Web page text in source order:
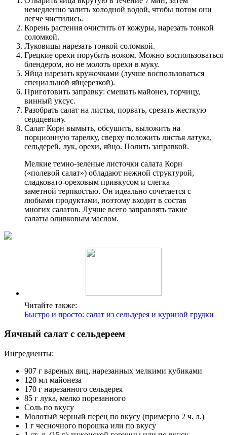
немедленно залить холодной водой, чтобы потом они
легче чистились.
Корень растения очистить от кожуры, нарезать тонкой
соломкой.
Луковицы нарезать тонкой соломкой.
Грецкие орехи порубить ножом. Можно воспользоваться
блендером, но не молоть орехи в муку.
Яйца нарезать кружочками (лучше воспользоваться
специальной яйцерезкой).
Приготовить заправку: смешать майонез, горчицу,
винный уксус.
Разобрать салат на листья, порвать, срезать жесткую
сердцевину.
Салат Корн вымыть, обсушить, выложить на
порционную тарелку, сверху положить листья латука,
сельдерей, лук, орехи, яйцо. Полить заправкой.
Мелкие темно-зеленые листочки салата Корн
(«полевой салат») обладают нежной структурой,
сладковато-ореховым привкусом и слегка
заметной терпкостью. Он идеально сочетается с
любыми продуктами, поэтому входит в состав
многих салатов. Лучше всего заправлять такие
салаты оливковым маслом.
Читайте также:
Быстро и просто: салат из сельдерея и куриной грудки
Яичный салат с сельдереем
Ингредиенты:
907 г вареных яиц, нарезанных мелкими кубиками
120 мл майонеза
170 г нарезанного сельдерея
85 г лука, мелко порезанного
Соль по вкусу
Молотый черный перец по вкусу (примерно 2 ч. л.)
1 г чесночного порошка или по вкусу